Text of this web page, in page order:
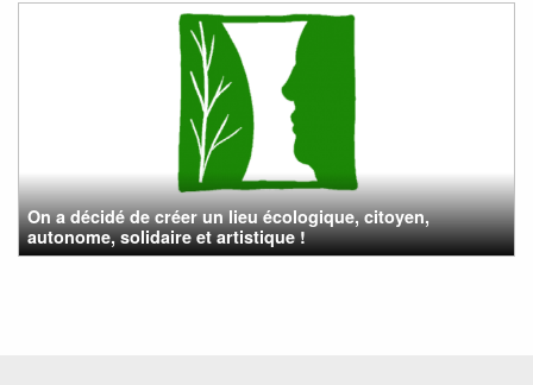
On a décidé de créer un lieu écologique, citoyen,
autonome, solidaire et artistique !